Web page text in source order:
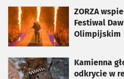
ZORZA
Festiwal
Olimpijskim
otworzy się w nowej karcie
Kamienna
odkrycie w
otworzy się w nowej karcie